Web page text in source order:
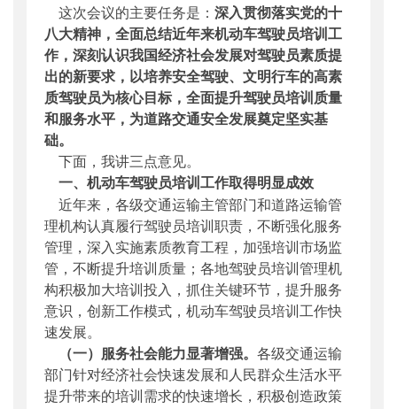
这次会议的主要任务是： 深入贯彻落实党的十
八大精神，全面总结近年来机动车驾驶员培训工
作，深刻认识我国经济社会发展对驾驶员素质提
出的新要求，以培养安全驾驶、文明行车的高素
质驾驶员为核心目标，全面提升驾驶员培训质量
和服务水平，为道路交通安全发展奠定坚实基
础。
下面，我讲三点意见。
一、机动车驾驶员培训工作取得明显成效
近年来，各级交通运输主管部门和道路运输管
理机构认真履行驾驶员培训职责，不断强化服务
管理，深入实施素质教育工程，加强培训市场监
管，不断提升培训质量；各地驾驶员培训管理机
构积极加大培训投入，抓住关键环节，提升服务
意识，创新工作模式，机动车驾驶员培训工作快
速发展。
（一）服务社会能力显著增强。 各级交通运输
部门针对经济社会快速发展和人民群众生活水平
提升带来的培训需求的快速增长，积极创造政策